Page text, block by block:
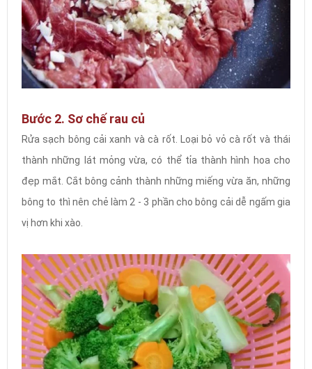
Bước 2. Sơ chế rau củ
Rửa sạch bông cải xanh và cà rốt. Loại bỏ vỏ cà rốt và thái
thành những lát mỏng vừa, có thể tỉa thành hình hoa cho
đẹp mắt. Cắt bông cảnh thành những miếng vừa ăn, những
bông to thì nên chẻ làm 2 - 3 phần cho bông cải dễ ngấm gia
vị hơn khi xào.